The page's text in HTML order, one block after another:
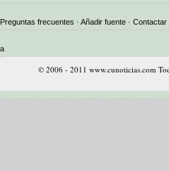
Preguntas frecuentes · Añadir fuente · Contactar
© 2006 - 2011 www.cunoticias.com